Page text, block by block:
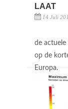
LAAT
14 Juli
de
op de
Europa.